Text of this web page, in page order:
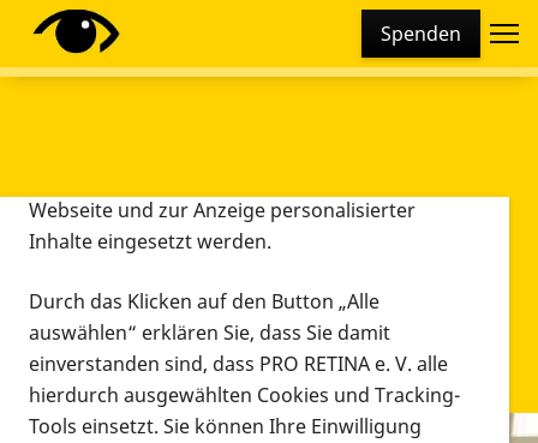
Spenden
Diese Webseite setzt verschiedene Cookies und
Tracking-Tools ein. Dies beinhaltet Cookies und
Webseite und zur Anzeige personalisierter
Inhalte eingesetzt werden.
Durch das Klicken auf den Button „Alle
auswählen“ erklären Sie, dass Sie damit
einverstanden sind, dass PRO RETINA e. V. alle
hierdurch ausgewählten Cookies und Tracking-
Tools einsetzt. Sie können Ihre Einwilligung